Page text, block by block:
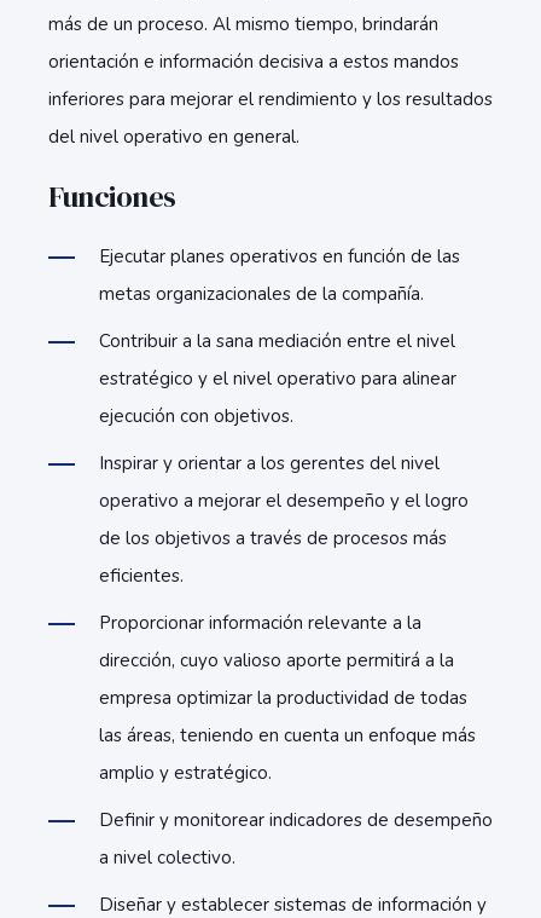
más de un proceso. Al mismo tiempo, brindarán
orientación e información decisiva a estos mandos
inferiores para mejorar el rendimiento y los resultados
del nivel operativo en general.
Funciones
Ejecutar planes operativos en función de las
metas organizacionales de la compañía.
Contribuir a la sana mediación entre el nivel
estratégico y el nivel operativo para alinear
ejecución con objetivos.
Inspirar y orientar a los gerentes del nivel
operativo a mejorar el desempeño y el logro
de los objetivos a través de procesos más
eficientes.
Proporcionar información relevante a la
dirección, cuyo valioso aporte permitirá a la
empresa optimizar la productividad de todas
las áreas, teniendo en cuenta un enfoque más
amplio y estratégico.
Definir y monitorear indicadores de desempeño
a nivel colectivo.
Diseñar y establecer sistemas de información y